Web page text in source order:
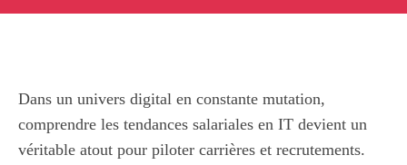
Dans un univers digital en constante mutation,
comprendre les tendances salariales en IT devient un
véritable atout pour piloter carrières et recrutements.